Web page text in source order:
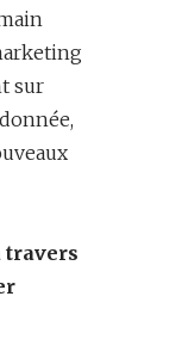
sur
travers